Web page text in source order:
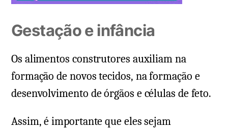
Gestação e infância
Os alimentos construtores auxiliam na
formação de novos tecidos, na formação e
desenvolvimento de órgãos e células de feto.
Assim, é importante que eles sejam